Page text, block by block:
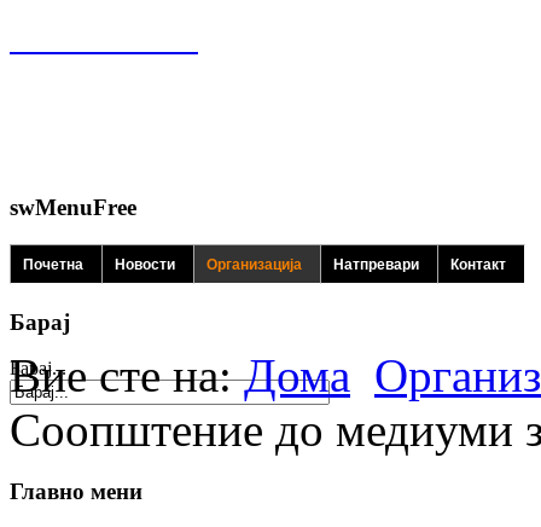
swMenuFree
Почетна Новости Организација Натпревари Контакт
Барај
Барај...
Вие сте на:Дома
Соопштение до медиуми
Главно мени